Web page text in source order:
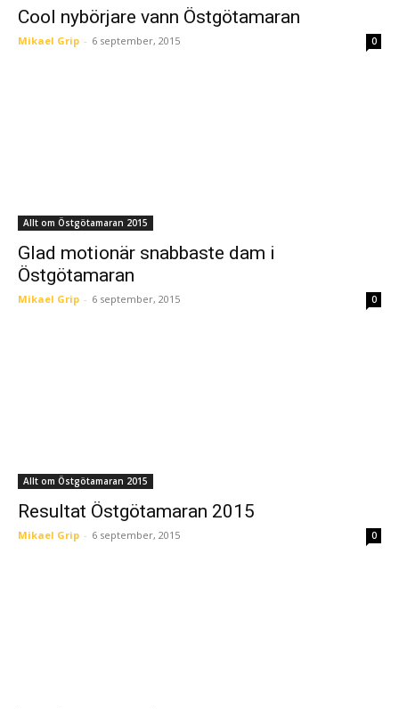
Cool nybörjare vann Östgötamaran
Mikael Grip - 6 september, 2015 0
Allt om Östgötamaran 2015
Glad motionär snabbaste dam i
Östgötamaran
Mikael Grip - 6 september, 2015 0
Allt om Östgötamaran 2015
Resultat Östgötamaran 2015
Mikael Grip - 6 september, 2015 0